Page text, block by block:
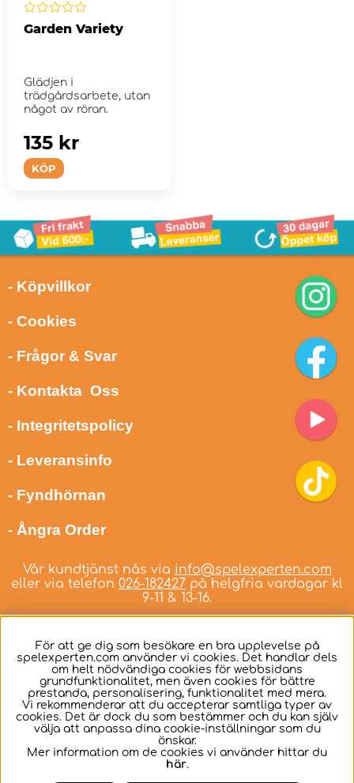
Garden Variety
Glädjen i
trädgårdsarbete, utan
något av röran.
KÖP
135 kr
- Köpvillkor
- Cookies
- Frågor & Svar
- Kontakta Oss
- Integritetspolicy
- Leveransinfo
- Fyndhörnan
- Ångra Order
Vår kundtjänst nås via info@spelexperten.com
eller via telefon 026-182427 på helgfria vardagar kl
9-11 & 13-16.
Svenska
För att ge dig som besökare en bra upplevelse på
spelexperten.com använder vi cookies. Det handlar dels
om helt nödvändiga cookies för webbsidans
grundfunktionalitet, men även cookies för bättre
prestanda, personalisering, funktionalitet med mera.
Vi rekommenderar att du accepterar samtliga typer av
cookies. Det är dock du som bestämmer och du kan själv
välja att anpassa dina cookie-inställningar som du
önskar.
Mer information om de cookies vi använder hittar du
här.